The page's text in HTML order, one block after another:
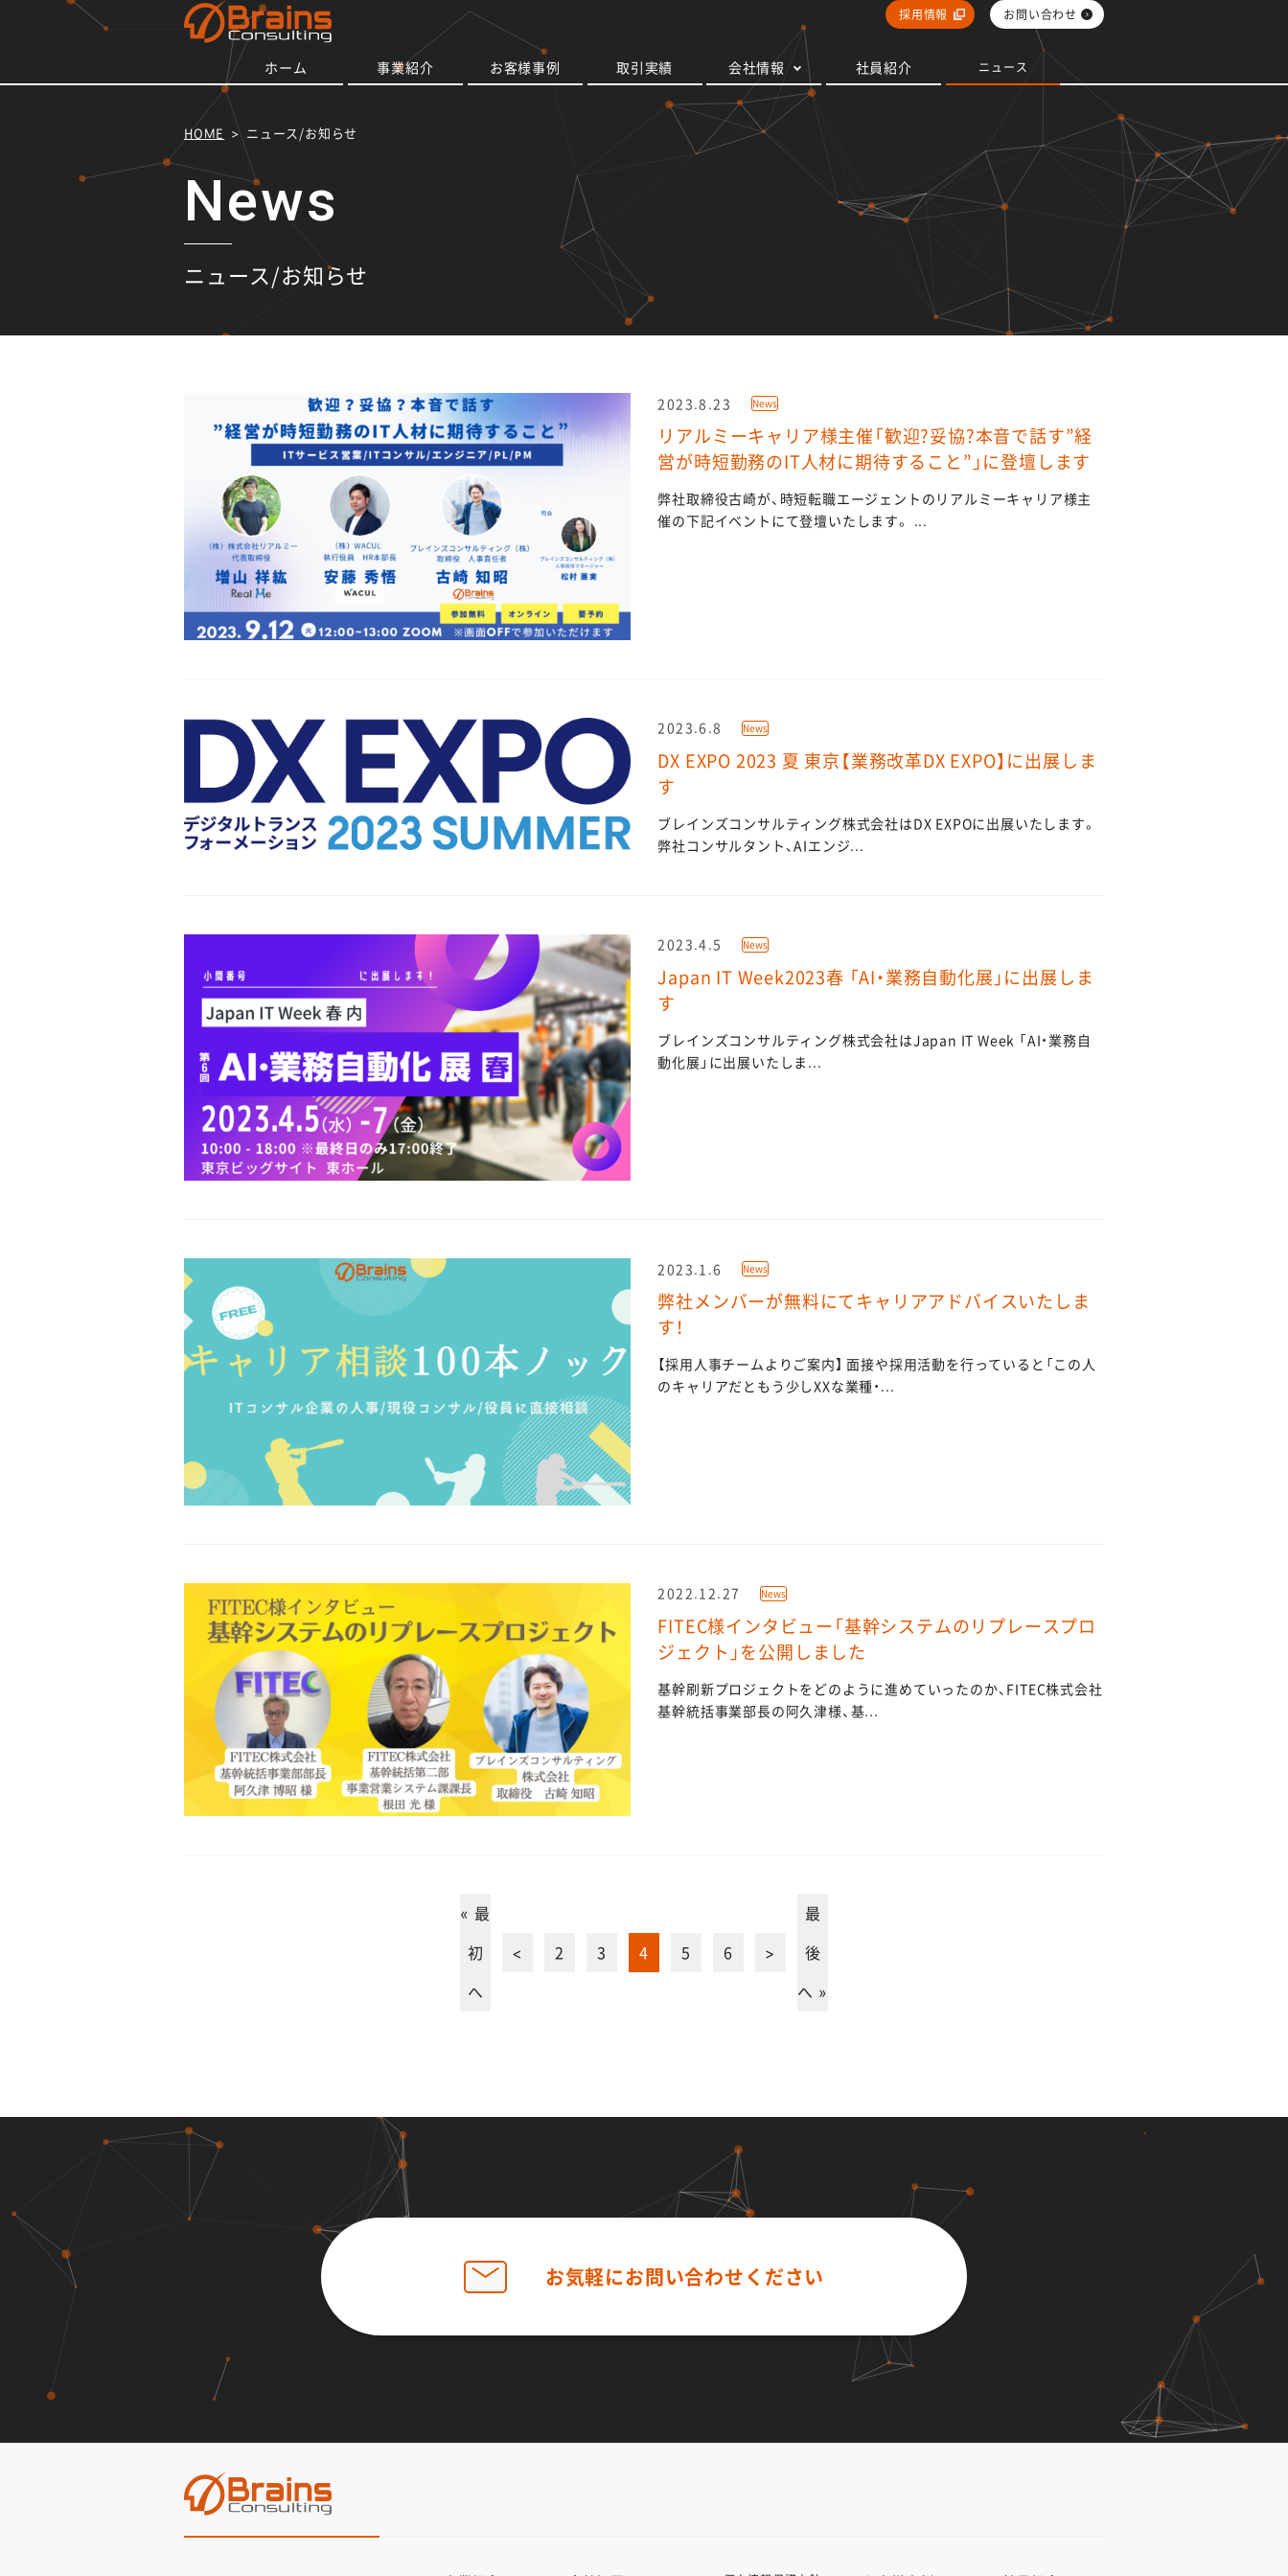
ホーム 事業紹介 お客様事例 取引実績 会社情報 社員紹介 ニュース
採用情報 お問い合わせ
HOME ニュース/お知らせ
ニュース/お知らせ
2023.8.23 News
リアルミーキャリア様主催「歓迎?妥協?本音で話す”経
営が時短勤務のIT人材に期待すること”」に登壇します
弊社取締役古崎が、時短転職エージェントのリアルミーキャリア様主
催の下記イベントにて登壇いたします。 ...
2023.6.8 News
DX EXPO 2023 夏 東京【業務改革DX EXPO】に出展しま
す
ブレインズコンサルティング株式会社はDX EXPOに出展いたします。
弊社コンサルタント、AIエンジ...
2023.4.5 News
Japan IT Week2023春 「AI・業務自動化展」に出展しま
す
ブレインズコンサルティング株式会社はJapan IT Week 「AI・業務自
動化展」に出展いたしま...
2023.1.6 News
弊社メンバーが無料にてキャリアアドバイスいたしま
す！
【採用人事チームよりご案内】 面接や採用活動を行っていると「この人
のキャリアだともう少しXXな業種・...
2022.12.27 News
FITEC様インタビュー「基幹システムのリプレースプロ
ジェクト」を公開しました
基幹刷新プロジェクトをどのように進めていったのか、FITEC株式会社
基幹統括事業部長の阿久津様、基...
« 最
初
へ
< 2 3 4 5 6 >
最
後
へ »
お気軽にお問い合わせください